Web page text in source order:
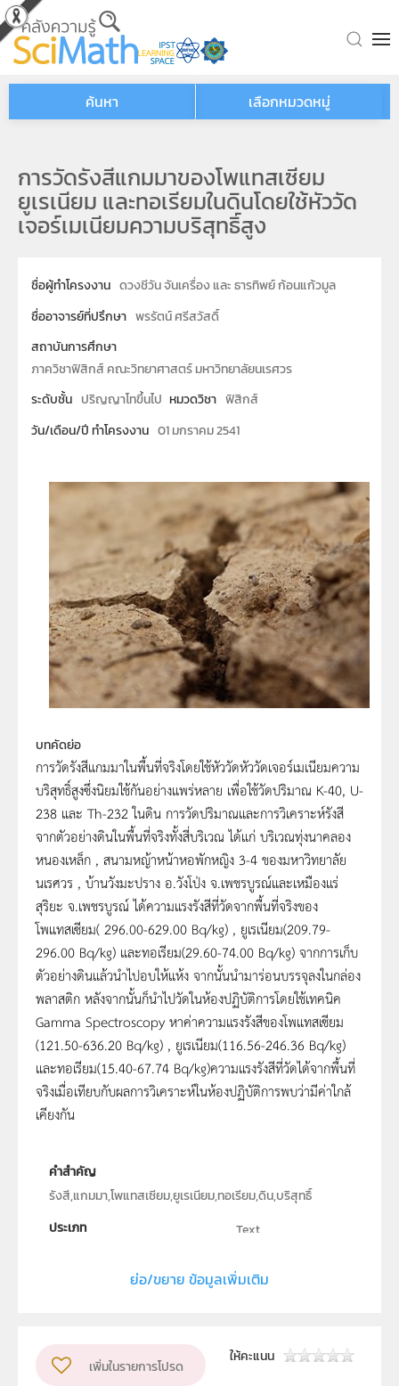
Skip to main content
ค้นหา เลือกหมวดหมู่
การวัดรังสีแกมมาของโพแทสเซียม
ยูเรเนียม และทอเรียมในดินโดยใช้หัววัด
เจอร์เมเนียมความบริสุทธิ์สูง
ชื่อผู้ทำโครงงาน ดวงชีวัน จันเครื่อง และ ธารทิพย์ ก้อนแก้วมูล
ชื่ออาจารย์ที่ปรึกษา พรรัตน์ ศรีสวัสดิ์
สถาบันการศึกษา
ภาควิชาฟิสิกส์ คณะวิทยาศาสตร์ มหาวิทยาลัยนเรศวร
ระดับชั้น ปริญญาโทขึ้นไป หมวดวิชา ฟิสิกส์
วัน/เดือน/ปี ทำโครงงาน 01 มกราคม 2541
บทคัดย่อ
การวัดรังสีแกมมาในพื้นที่จริงโดยใช้หัววัดหัววัดเจอร์เมเนียมความ
บริสุทธิ์สูงซึ่งนิยมใช้กันอย่างแพร่หลาย เพื่อใช้วัดปริมาณ K-40, U-
238 และ Th-232 ในดิน การวัดปริมาณและการวิเคราะห์รังสี
จากตัวอย่างดินในพื้นที่จริงทั้งสี่บริเวณ ได้แก่ บริเวณทุ่งนาคลอง
หนองเหล็ก , สนามหญ้าหน้าหอพักหญิง 3-4 ของมหาวิทยาลัย
นเรศวร , บ้านวังมะปราง อ.วังโป่ง จ.เพชรบูรณ์และเหมืองแร่
สุริยะ จ.เพชรบูรณ์ ได้ความแรงรังสีที่วัดจากพื้นที่จริงของ
โพแทสเซียม( 296.00-629.00 Bq/kg) , ยูเรเนียม(209.79-
296.00 Bq/kg) และทอเรียม(29.60-74.00 Bq/kg) จากการเก็บ
ตัวอย่างดินแล้วนำไปอบให้แห้ง จากนั้นนำมาร่อนบรรจุลงในกล่อง
พลาสติก หลังจากนั้นก็นำไปวัดในห้องปฏิบัติการโดยใช้เทคนิค
Gamma Spectroscopy หาค่าความแรงรังสีของโพแทสเซียม
(121.50-636.20 Bq/kg) , ยูเรเนียม(116.56-246.36 Bq/kg)
และทอเรียม(15.40-67.74 Bq/kg)ความแรงรังสีที่วัดได้จากพื้นที่
จริงเมื่อเทียบกับผลการวิเคราะห์ในห้องปฏิบัติการพบว่ามีค่าใกล้
เคียงกัน
คำสำคัญ
รังสี,แกมมา,โพแทสเซียม,ยูเรเนียม,ทอเรียม,ดิน,บริสุทธิ์
ประเภท
Text
ภาควิชาฟิสิกส์ คณะวิทยาศาสตร์ มหาวิทยาลัยนเรศวร
ระดับชั้น
ย่อ/ขยาย ข้อมูลเพิ่มเติม
เพิ่มในรายการโปรด
ให้คะแนน